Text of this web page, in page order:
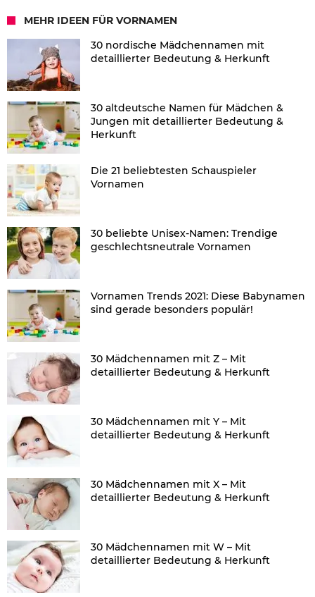
MEHR IDEEN FÜR VORNAMEN
30 nordische Mädchennamen mit
detaillierter Bedeutung & Herkunft
30 altdeutsche Namen für Mädchen &
Jungen mit detaillierter Bedeutung &
Herkunft
Die 21 beliebtesten Schauspieler
Vornamen
30 beliebte Unisex-Namen: Trendige
geschlechtsneutrale Vornamen
Vornamen Trends 2021: Diese Babynamen
sind gerade besonders populär!
30 Mädchennamen mit Z – Mit
detaillierter Bedeutung & Herkunft
30 Mädchennamen mit Y – Mit
detaillierter Bedeutung & Herkunft
30 Mädchennamen mit X – Mit
detaillierter Bedeutung & Herkunft
30 Mädchennamen mit W – Mit
detaillierter Bedeutung & Herkunft